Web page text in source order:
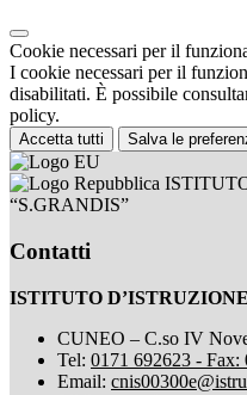
Cookie necessari per il
I cookie necessari per il
disabilitati. È possibile
policy.
Accetta tutti Salva le
“S.GRANDIS”
Contatti
ISTITUTO
CUNEO – C.so IV
Tel: 0171 692623 - Fax:
Email: